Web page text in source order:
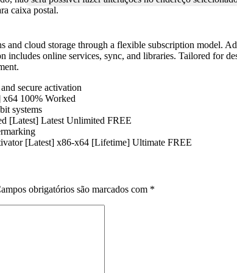
caixa postal.
cloud storage through a flexible subscription model.
includes online services, sync, and libraries. Tailored for
secure activation
100% Worked
systems
[Latest] Latest Unlimited FREE
[Latest] x86-x64 [Lifetime] Ultimate FREE
obrigatórios são marcados com *